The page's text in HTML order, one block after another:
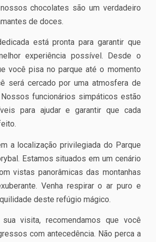
chocolates são um verdadeiro
de doces.
está pronta para garantir que
experiência possível. Desde o
você pisa no parque até o momento
será cercado por uma atmosfera de
funcionários simpáticos estão
para ajudar e garantir que cada
a localização privilegiada do Parque
Estamos situados em um cenário
vistas panorâmicas das montanhas
Venha respirar o ar puro e
deste refúgio mágico.
visita, recomendamos que você
com antecedência. Não perca a